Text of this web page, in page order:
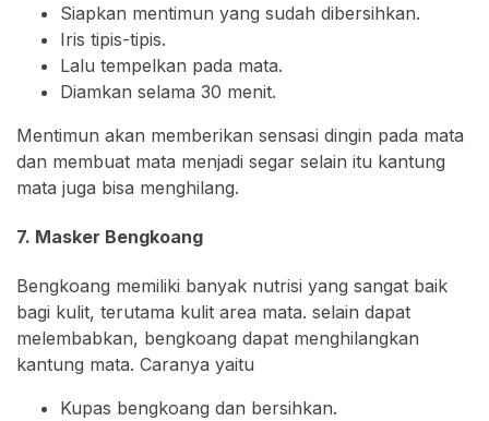
Siapkan mentimun yang sudah dibersihkan.
Iris tipis-tipis.
Lalu tempelkan pada mata.
Diamkan selama 30 menit.
Mentimun akan memberikan sensasi dingin pada mata
dan membuat mata menjadi segar selain itu kantung
mata juga bisa menghilang.
7. Masker Bengkoang
Bengkoang memiliki banyak nutrisi yang sangat baik
bagi kulit, terutama kulit area mata. selain dapat
melembabkan, bengkoang dapat menghilangkan
kantung mata. Caranya yaitu
Kupas bengkoang dan bersihkan.